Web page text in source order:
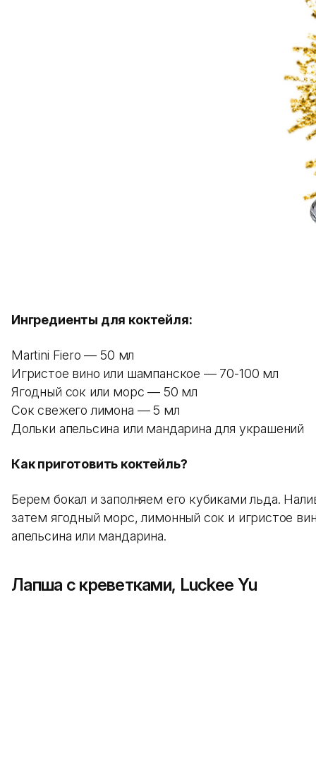
Ингредиенты для коктейля:
Martini Fiero — 50 мл
Игристое вино или шампанское — 70-100 мл
Ягодный сок или морс — 50 мл
Сок свежего лимона — 5 мл
Дольки апельсина или мандарина для украшений
Как приготовить коктейль?
Берем бокал и заполняем его кубиками льда.
затем ягодный морс, лимонный сок и игристое
апельсина или мандарина.
Лапша с креветками, Luckee Yu